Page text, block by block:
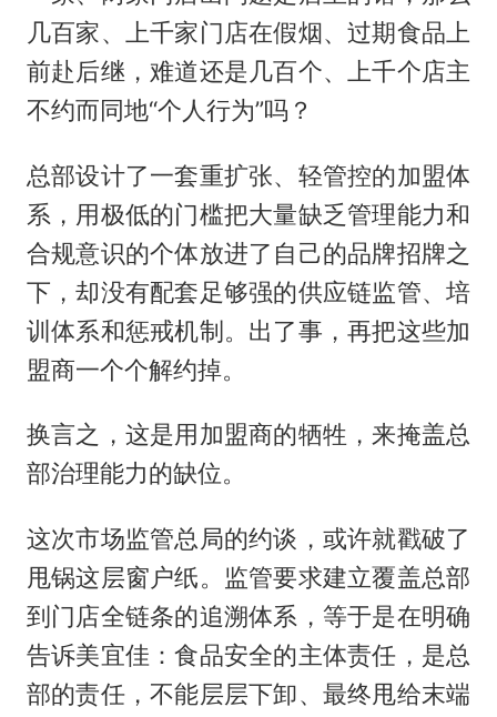
几百家、上千家门店在假烟、过期食品上
前赴后继，难道还是几百个、上千个店主
不约而同地“个人行为”吗？
总部设计了一套重扩张、轻管控的加盟体
系，用极低的门槛把大量缺乏管理能力和
合规意识的个体放进了自己的品牌招牌之
下，却没有配套足够强的供应链监管、培
训体系和惩戒机制。出了事，再把这些加
盟商一个个解约掉。
换言之，这是用加盟商的牺牲，来掩盖总
部治理能力的缺位。
这次市场监管总局的约谈，或许就戳破了
甩锅这层窗户纸。监管要求建立覆盖总部
到门店全链条的追溯体系，等于是在明确
告诉美宜佳：食品安全的主体责任，是总
部的责任，不能层层下卸、最终甩给末端